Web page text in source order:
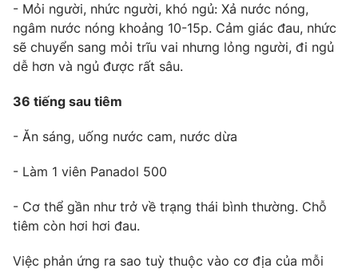
- Mỏi người, nhức người, khó ngủ: Xả nước nóng,
ngâm nước nóng khoảng 10-15p. Cảm giác đau, nhức
sẽ chuyển sang mỏi trĩu vai nhưng lỏng người, đi ngủ
dễ hơn và ngủ được rất sâu.
36 tiếng sau tiêm
- Ăn sáng, uống nước cam, nước dừa
- Làm 1 viên Panadol 500
- Cơ thể gần như trở về trạng thái bình thường. Chỗ
tiêm còn hơi hơi đau.
Việc phản ứng ra sao tuỳ thuộc vào cơ địa của mỗi